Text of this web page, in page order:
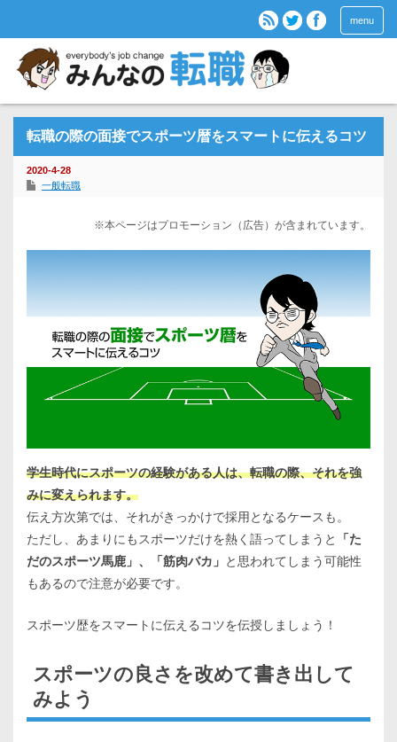
menu
転職の際の面接でスポーツ暦をスマートに伝えるコツ
2020-4-28
一般転職
※本ページはプロモーション（広告）が含まれています。
学生時代にスポーツの経験がある人は、転職の際、それを強
みに変えられます。
伝え方次第では、それがきっかけで採用となるケースも。
ただし、あまりにもスポーツだけを熱く語ってしまうと
「た
だのスポーツ馬鹿」、「筋肉バカ」 と思われてしまう可能性
もあるので注意が必要です。
スポーツ歴をスマートに伝えるコツを伝授しましょう！
スポーツの良さを改めて書き出して
みよう